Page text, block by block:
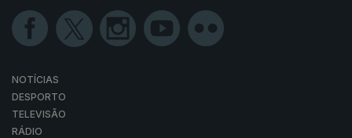
NOTÍCIAS
DESPORTO
TELEVISÃO
RÁDIO